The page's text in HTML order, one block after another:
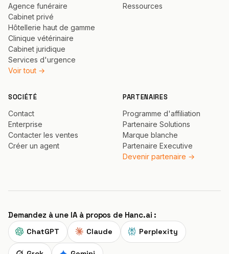
Agence funéraire
Cabinet privé
Hôtellerie haut de gamme
Clinique vétérinaire
Cabinet juridique
Services d'urgence
Voir tout →
Ressources
SOCIÉTÉ
Contact
Enterprise
Contacter les ventes
Créer un agent
PARTENAIRES
Programme d'affiliation
Partenaire Solutions
Marque blanche
Partenaire Executive
Devenir partenaire →
Demandez à une IA à propos de Hanc.ai :
ChatGPT Claude Perplexity